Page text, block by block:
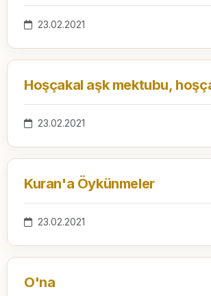
23.02.2021
Hoşçakal aşk mektubu,
23.02.2021
Kuran'a Öykünmeler
23.02.2021
O'na